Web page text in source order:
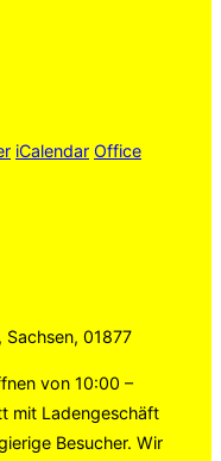
iCalendar Office
01877
von 10:00 –
mit Ladengeschäft
Besucher. Wir